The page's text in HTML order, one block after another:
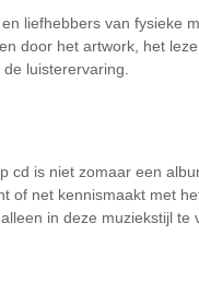
liefhebbers van fysieke
door het artwork, het
luisterervaring.
cd is niet zomaar een
of net kennismaakt met
in deze muziekstijl te